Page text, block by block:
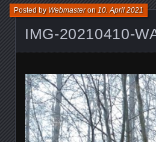
IMG-20210410-
Posted byWebmasteron10. April 2021